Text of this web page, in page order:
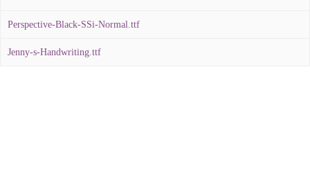
Perspective-Black-SSi-Normal.ttf
Jenny-s-Handwriting.ttf